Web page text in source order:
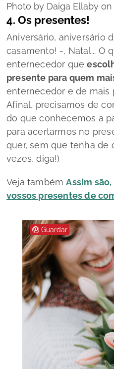
Photo by Daiga Ellaby
4. Os presentes!
Aniversário, aniversário
casamento! -, Natal... O
enternecedor que
presente para quem
enternecedor e de mais
Afinal, precisamos de
do que conhecemos a
para acertarmos no
quer, sem que tenha de
vezes, diga!)
Veja tambémAssim
vossos presentes de
Guardar